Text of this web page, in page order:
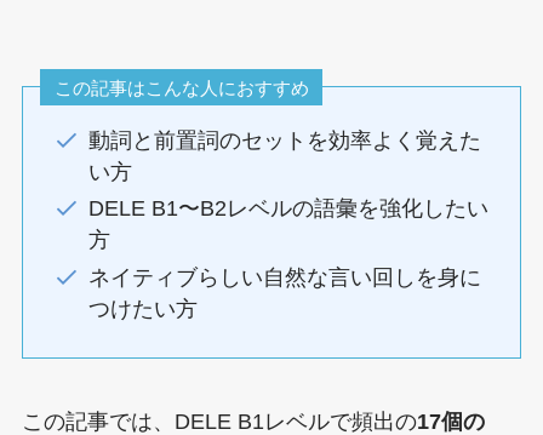
この記事はこんな人におすすめ
動詞と前置詞のセットを効率よく覚えた
い方
DELE B1〜B2レベルの語彙を強化したい
方
ネイティブらしい自然な言い回しを身に
つけたい方
この記事では、DELE B1レベルで頻出の17個の